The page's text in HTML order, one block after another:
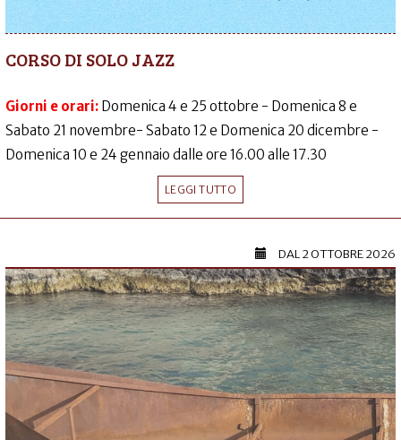
CORSO DI SOLO JAZZ
Giorni e orari: Domenica 4 e 25 ottobre - Domenica 8 e
Sabato 21 novembre- Sabato 12 e Domenica 20 dicembre -
Domenica 10 e 24 gennaio dalle ore 16.00 alle 17.30
LEGGI TUTTO
DAL2 OTTOBRE 2026